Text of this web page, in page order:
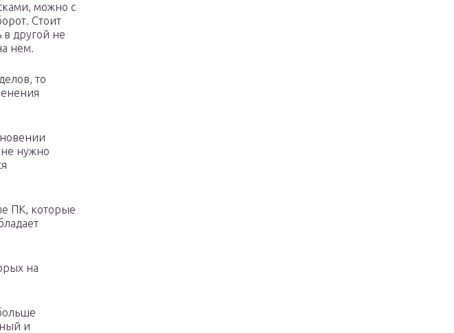
можно с
Стоит
в другой не
нем.
то
не нужно
ПК, которые
на
и